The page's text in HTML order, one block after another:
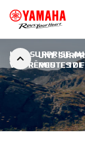
UNE
ROUTES
UNE SURPRISE
VOS RÊVES | 17